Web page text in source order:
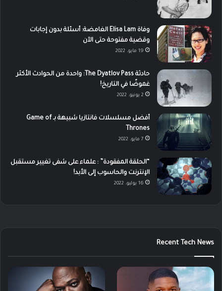
وفاة Elisa Lam الغامضة: أسئلة بدون إجابات
وقضية مفتوحة حتى الآن
19 مايو، 2022
حادثة The Dyatlov Pass: واحدة من الحوادث الأكثر
غموضًا في التاريخ!
2 يونيو، 2022
أفضل مسلسلات فانتازيا شبيهة بـ Game of
Thrones
7 مايو، 2022
“الحلقة المفقودة” : علماء على شفى تغيير مستقبل
الإنترنت والحاسوب إلى الأبد!
16 يوليو، 2022
Recent Tech News